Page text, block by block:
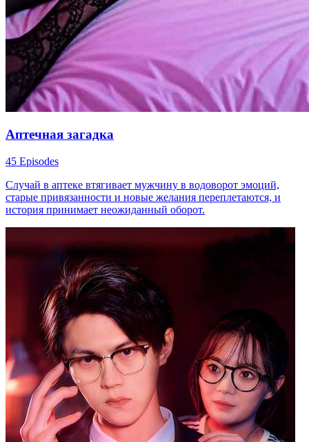
Аптечная загадка
45 Episodes
Случай в аптеке втягивает мужчину в водоворот эмоций,
старые привязанности и новые желания переплетаются, и
история принимает неожиданный оборот.